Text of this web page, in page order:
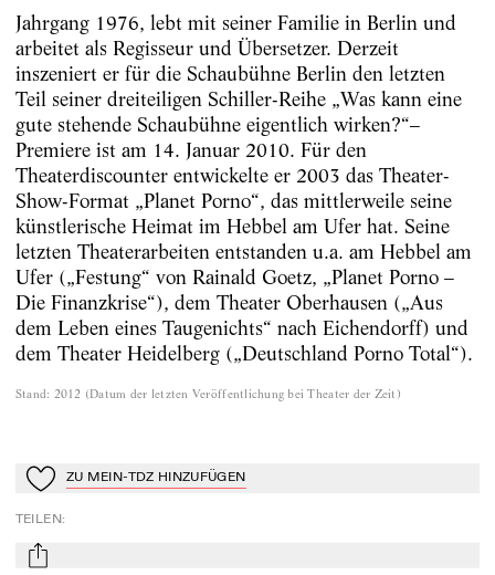
Jahrgang 1976, lebt mit seiner Familie in Berlin und
arbeitet als Regisseur und Übersetzer. Derzeit
inszeniert er für die Schaubühne Berlin den letzten
Teil seiner dreiteiligen Schiller-Reihe „Was kann eine
gute stehende Schaubühne eigentlich wirken?“–
Premiere ist am 14. Januar 2010. Für den
Theaterdiscounter entwickelte er 2003 das Theater-
Show-Format „Planet Porno“, das mittlerweile seine
künstlerische Heimat im Hebbel am Ufer hat. Seine
letzten Theaterarbeiten entstanden u.a. am Hebbel am
Ufer („Festung“ von Rainald Goetz, „Planet Porno –
Die Finanzkrise“), dem Theater Oberhausen („Aus
dem Leben eines Taugenichts“ nach Eichendorff) und
dem Theater Heidelberg („Deutschland Porno Total“).
Stand: 2012 (Datum der letzten Veröffentlichung bei Theater der Zeit )
Zu Mein-TdZ hinzufügen
ZU MEIN-TDZ HINZUFÜGEN
TEILEN:
mail